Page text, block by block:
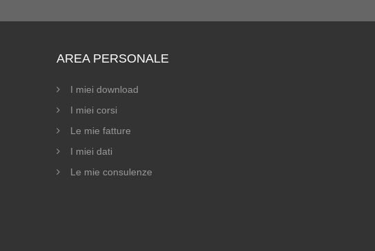
AREA PERSONALE
I miei download
I miei corsi
Le mie fatture
I miei dati
Le mie consulenze